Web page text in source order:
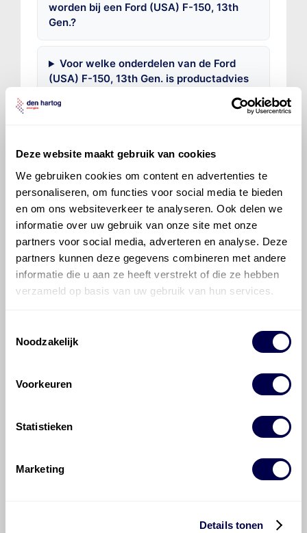
Deze website maakt gebruik van cookies
We gebruiken cookies om content en advertenties te
personaliseren, om functies voor social media te bieden
en om ons websiteverkeer te analyseren. Ook delen we
informatie over uw gebruik van onze site met onze
partners voor social media, adverteren en analyse. Deze
partners kunnen deze gegevens combineren met andere
informatie die u aan ze heeft verstrekt of die ze hebben
verzameld op basis van uw gebruik van hun services.
Noodzakelijk
Voorkeuren
Statistieken
Marketing
Details tonen
worden bij een Ford (USA) F-150, 13th
Gen.?
Voor welke onderdelen van de Ford
(USA) F-150, 13th Gen. is productadvies
©OlyslagerAlle rechten voorbehouden. Deze
informatie mag noch geheel noch gedeeltelijk worden
gereproduceerd, opgeslagen in een database of op
andere manieren worden overgedragen zonder
voorafgaande schriftelijke toestemming van Olyslager
Organisation B.V. Hoewel alles in het werk is gesteld
om ervoor te zorgen dat deze gegevens zo accuraat
wettelijke verplichting bestaat, voor schade of verlies
veroorzaakt door fouten of omissies in de verstrekte
informatie. Door deze olieaanbevelingsinformatie te
raadplegen en te gebruiken erkent de gebruiker dat
om de vereiste onderhoudswerkzaamheden op een
veilige en verantwoorde manier uit te voeren. Hij/zij
voor enig verlies, letsel, claim en schade
veroorzaakt door een onjuiste interpretatie of een